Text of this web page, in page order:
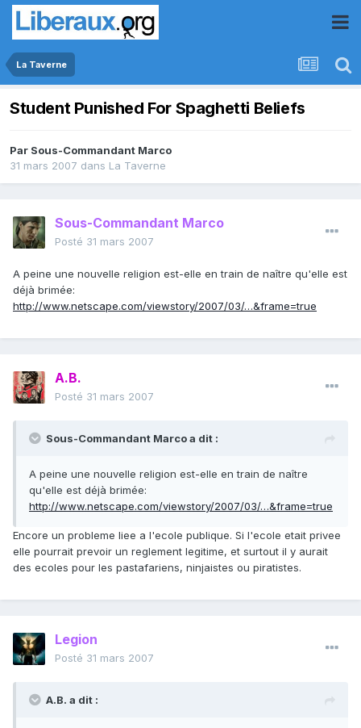
La Taverne
Student Punished For Spaghetti Beliefs
Par Sous-Commandant Marco
31 mars 2007 dans La Taverne
Sous-Commandant Marco
Posté 31 mars 2007
A peine une nouvelle religion est-elle en train de naître qu'elle est
déjà brimée:
http://www.netscape.com/viewstory/2007/03/…&frame=true
A.B.
Posté 31 mars 2007
Sous-Commandant Marco a dit :
A peine une nouvelle religion est-elle en train de naître
qu'elle est déjà brimée:
http://www.netscape.com/viewstory/2007/03/…&frame=true
Encore un probleme liee a l'ecole publique. Si l'ecole etait privee
elle pourrait prevoir un reglement legitime, et surtout il y aurait
des ecoles pour les pastafariens, ninjaistes ou piratistes.
Legion
Posté 31 mars 2007
A.B. a dit :